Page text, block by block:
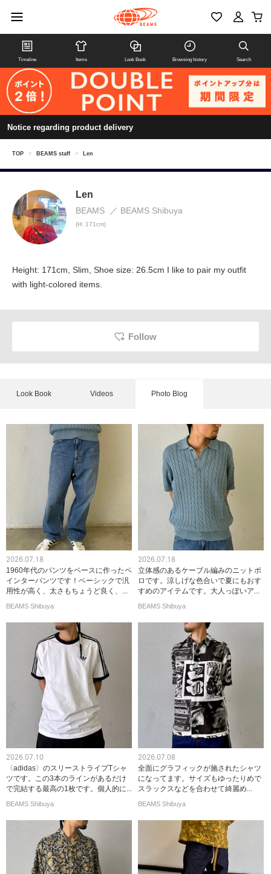
Timeline Items Look Book Browsing history Search
Notice regarding product delivery
TOP > BEAMS staff > Len
Len
BEAMS BEAMS Shibuya
(H: 171cm)
Height: 171cm, Slim, Shoe size: 26.5cm I like to pair my outfit
with light-colored items.
Follow
Look Book Videos Photo Blog
2026.07.18
1960年代のパンツをベースに作ったペ
インターパンツです！ベーシックで汎
用性が高く、太さもちょうど良く、...
BEAMS Shibuya
2026.07.18
立体感のあるケーブル編みのニットポ
ロです。涼しげな色合いで夏にもおす
すめのアイテムです。大人っぽいア...
BEAMS Shibuya
2026.07.10
〈adidas〉のスリーストライプTシャ
ツです。この3本のラインがあるだけ
で完結する最高の1枚です。個人的に...
BEAMS Shibuya
2026.07.08
全面にグラフィックが施されたシャツ
になってます。サイズもゆったりめで
スラックスなどを合わせて綺麗め...
BEAMS Shibuya